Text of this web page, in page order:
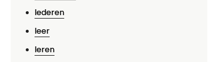
lederen
leer
leren